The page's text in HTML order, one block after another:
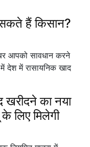
हैं किसान?
आपको सावधान करने
देश में रासायनिक खाद
का नया
लिए मिलेगी